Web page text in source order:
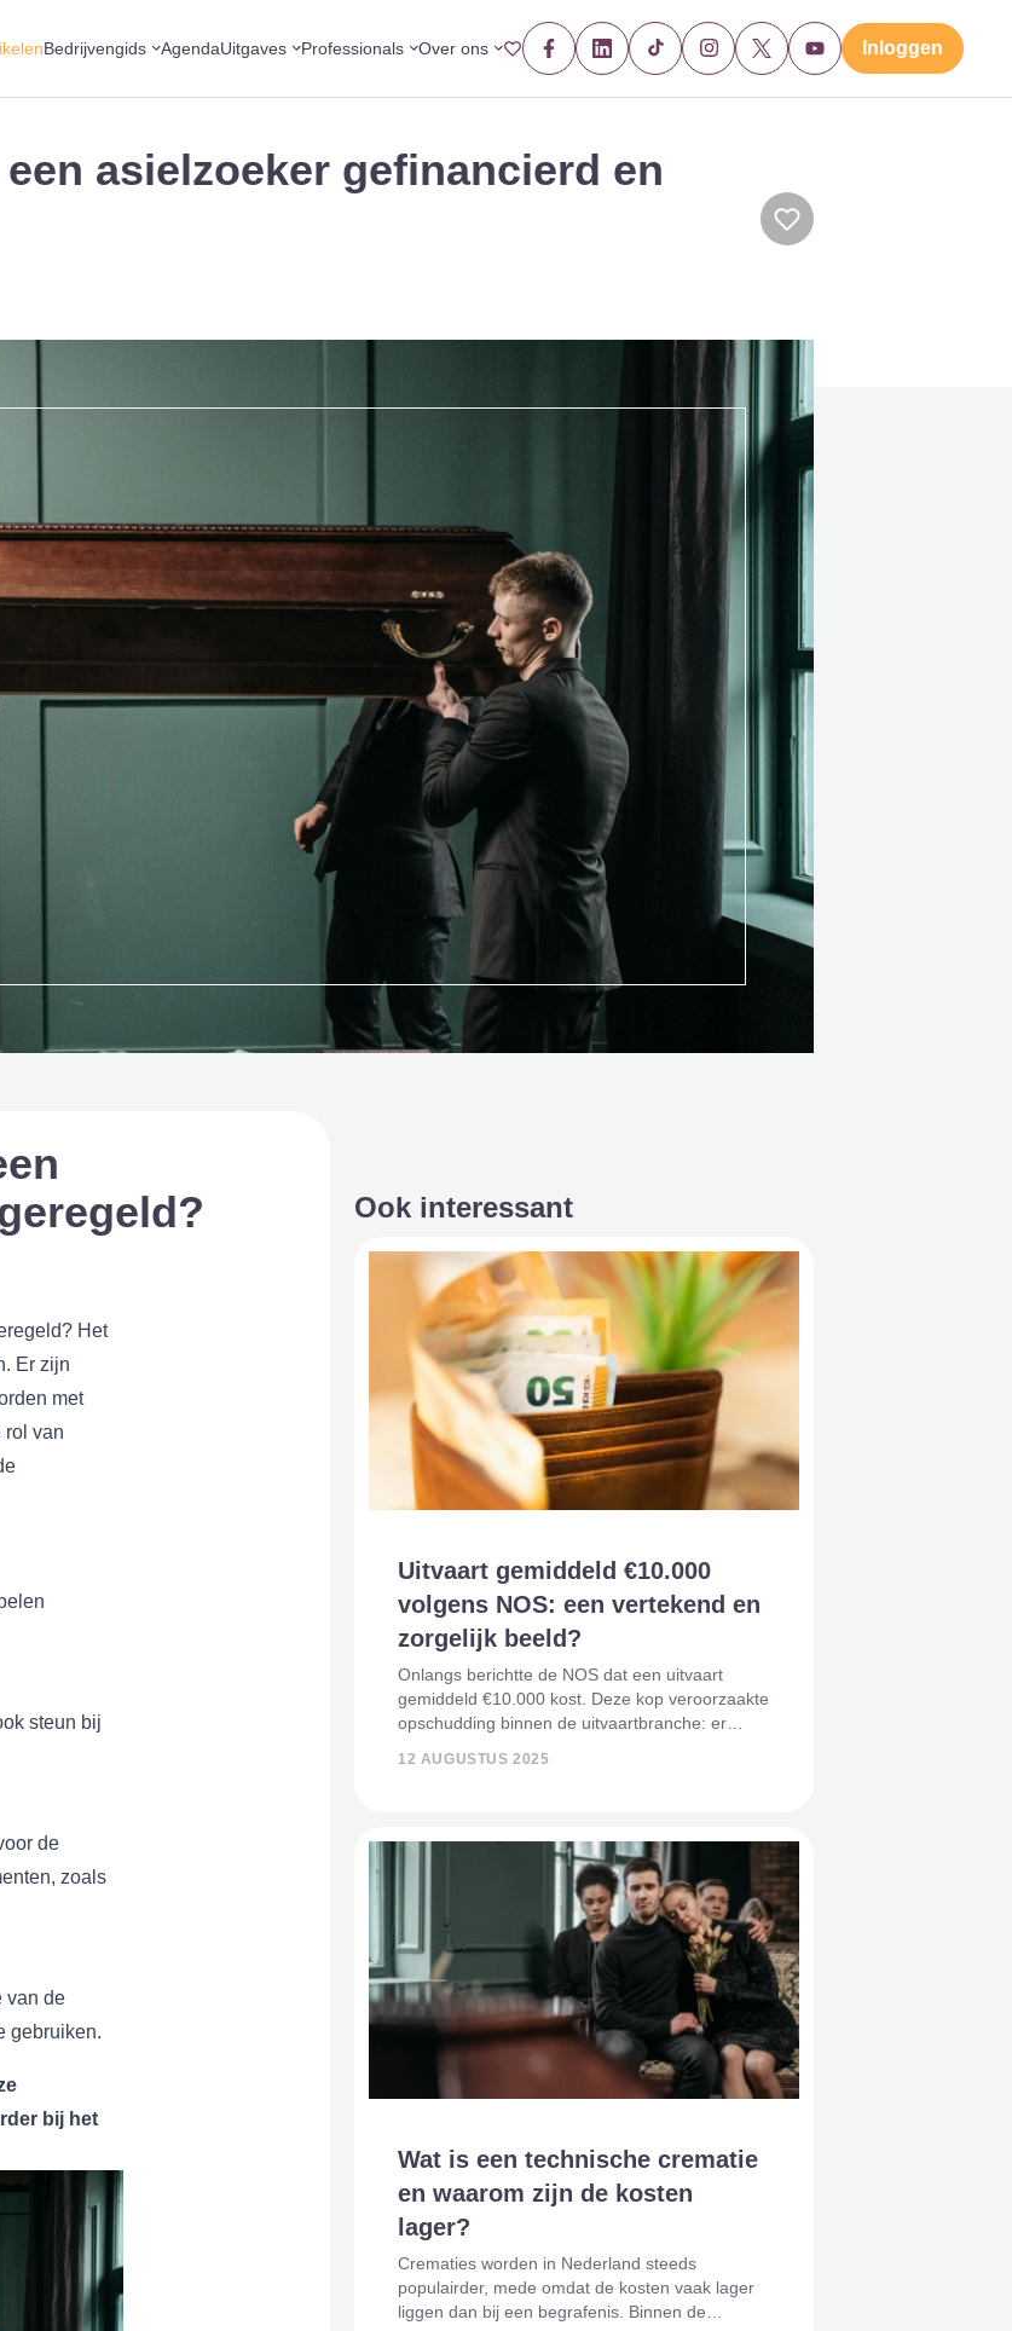
Bedrijvengids AgendaUitgaves Professionals Over ons Inloggen
asielzoeker gefinancierd en
Het
Er zijn
met
rol van
steun bij
de
zoals
van de
gebruiken.
bij het
Ook interessant
Uitvaart gemiddeld €10.000
volgens NOS: een vertekend en
zorgelijk beeld?
Onlangs berichtte de NOS dat een uitvaart
gemiddeld €10.000 kost. Deze kop veroorzaakte
opschudding binnen de uitvaartbranche: er
vertekend beeld schetst van hun diensten, die
12 AUGUSTUS 2025
Wat is een technische crematie
en waarom zijn de kosten
lager?
Crematies worden in Nederland steeds
populairder, mede omdat de kosten vaak lager
liggen dan bij een begrafenis. Binnen de